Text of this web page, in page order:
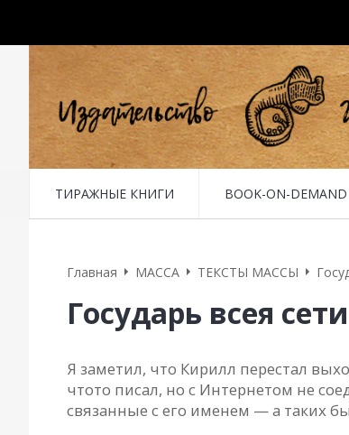
ТИРАЖНЫЕ КНИГИ BOOK-ON-
Главная
MACCA ТЕКСТЫ МАССЫ
Государь всея
Я заметил, что Кирилл перестал
что­то писал, но с Интернетом не
связанные с его именем — а таких